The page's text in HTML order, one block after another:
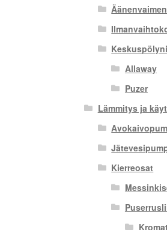
Allaway
Puzer
Lämmitys ja
Kierreosat